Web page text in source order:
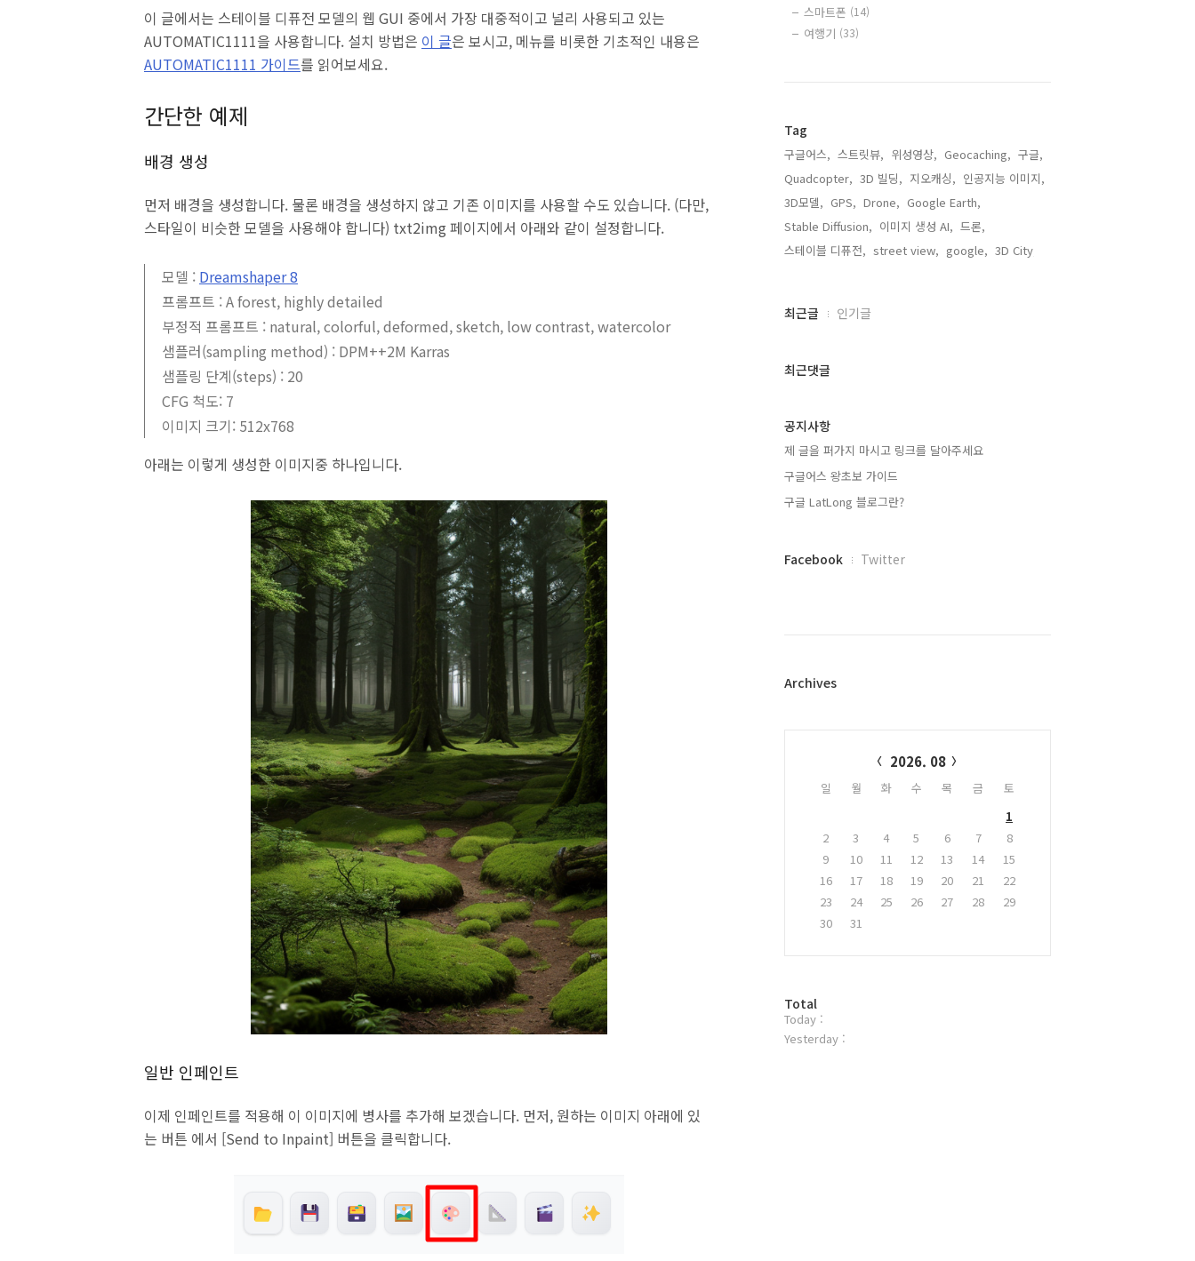
이 글에서는 스테이블 디퓨전 모델의 웹 GUI 중에서 가장 대중적이고 널리 사용되고 있는
AUTOMATIC1111을 사용합니다. 설치 방법은 이 글은 보시고, 메뉴를 비롯한 기초적인 내용은
AUTOMATIC1111 가이드를 읽어보세요.
간단한 예제
배경 생성
먼저 배경을 생성합니다. 물론 배경을 생성하지 않고 기존 이미지를 사용할 수도 있습니다. (다만,
스타일이 비슷한 모델을 사용해야 합니다) txt2img 페이지에서 아래와 같이 설정합니다.
모델 : Dreamshaper 8
프롬프트 : A forest, highly detailed
부정적 프롬프트 : natural, colorful, deformed, sketch, low contrast, watercolor
샘플러(sampling method) : DPM++2M Karras
샘플링 단계(steps) : 20
CFG 척도: 7
이미지 크기: 512x768
아래는 이렇게 생성한 이미지중 하나입니다.
일반 인페인트
이제 인페인트를 적용해 이 이미지에 병사를 추가해 보겠습니다. 먼저, 원하는 이미지 아래에 있
는 버튼 에서 [Send to Inpaint] 버튼을 클릭합니다.
스마트폰 (14)
여행기 (33)
Tag
구글어스, 스트릿뷰, 위성영상, Geocaching, 구글,
Quadcopter, 3D 빌딩, 지오캐싱, 인공지능 이미지,
3D모델, GPS, Drone, Google Earth,
Stable Diffusion, 이미지 생성 AI, 드론,
스테이블 디퓨전, street view, google, 3D City,
최
과
글
최근글 인기글
최근댓글
공지사항
제 글을 퍼가지 마시고 링크를 달아주세요
구글어스 왕초보 가이드
구글 LatLong 블로그란?
페
플
Facebook Twitter
Archives
2026. 08
일 월 화 수 목 금
토
1
2
3 4 5 6 7
8
9
10 11 12 13 14
15
16
17 18 19 20 21
22
23
24 25 26 27 28
29
30
31
방
문
자
Total
Today :
Yesterday :